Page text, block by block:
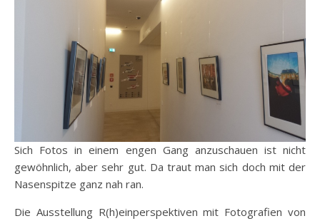
Sich Fotos in einem engen Gang anzuschauen ist nicht
gewöhnlich, aber sehr gut. Da traut man sich doch mit der
Nasenspitze ganz nah ran.
Die Ausstellung R(h)einperspektiven mit Fotografien von